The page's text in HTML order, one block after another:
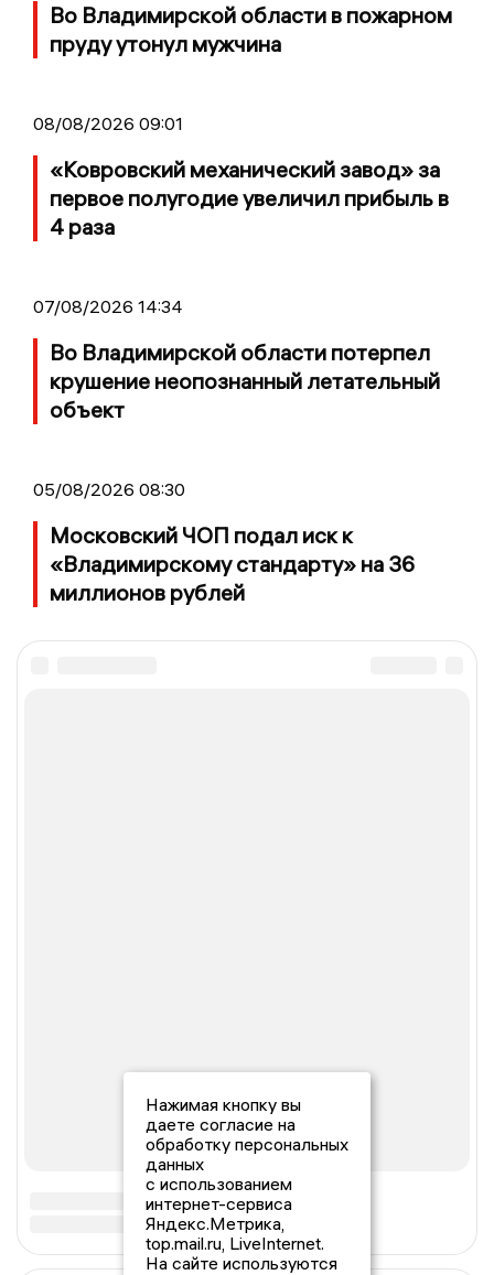
Во Владимирской области в пожарном
пруду утонул мужчина
08/08/2026 09:01
«Ковровский механический завод» за
первое полугодие увеличил прибыль в
4 раза
07/08/2026 14:34
Во Владимирской области потерпел
крушение неопознанный летательный
объект
05/08/2026 08:30
Московский ЧОП подал иск к
«Владимирскому стандарту» на 36
миллионов рублей
Нажимая кнопку вы
даете согласие на
обработку персональных
данных
с использованием
интернет-сервиса
Яндекс.Метрика,
top.mail.ru, LiveInternet.
На сайте используются